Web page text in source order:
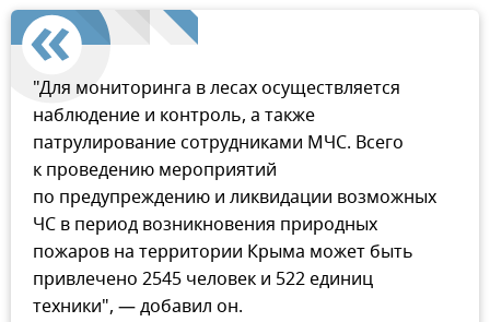
"Для мониторинга в лесах осуществляется
наблюдение и контроль, а также
патрулирование сотрудниками МЧС. Всего
к проведению мероприятий
по предупреждению и ликвидации возможных
ЧС в период возникновения природных
пожаров на территории Крыма может быть
привлечено 2545 человек и 522 единиц
техники", — добавил он.